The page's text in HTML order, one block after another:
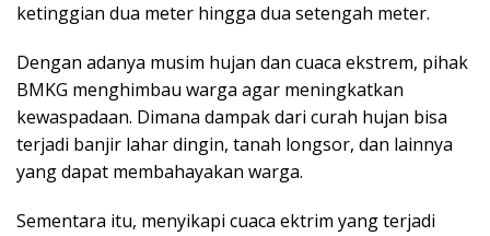
ketinggian dua meter hingga dua setengah meter.
Dengan adanya musim hujan dan cuaca ekstrem, pihak
BMKG menghimbau warga agar meningkatkan
kewaspadaan. Dimana dampak dari curah hujan bisa
terjadi banjir lahar dingin, tanah longsor, dan lainnya
yang dapat membahayakan warga.
Sementara itu, menyikapi cuaca ektrim yang terjadi